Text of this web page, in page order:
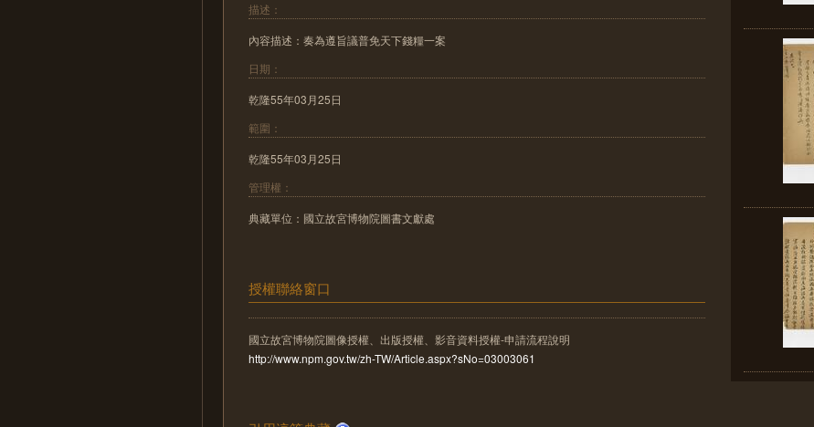
描述：
內容描述：奏為遵旨議普免天下錢糧一案
日期：
乾隆55年03月25日
範圍：
乾隆55年03月25日
管理權：
典藏單位：國立故宮博物院圖書文獻處
授權聯絡窗口
國立故宮博物院圖像授權、出版授權、影音資料授權-申請流程說明
http://www.npm.gov.tw/zh-TW/Article.aspx?sNo=03003061